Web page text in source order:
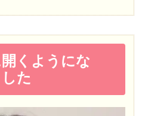
くようにな
た